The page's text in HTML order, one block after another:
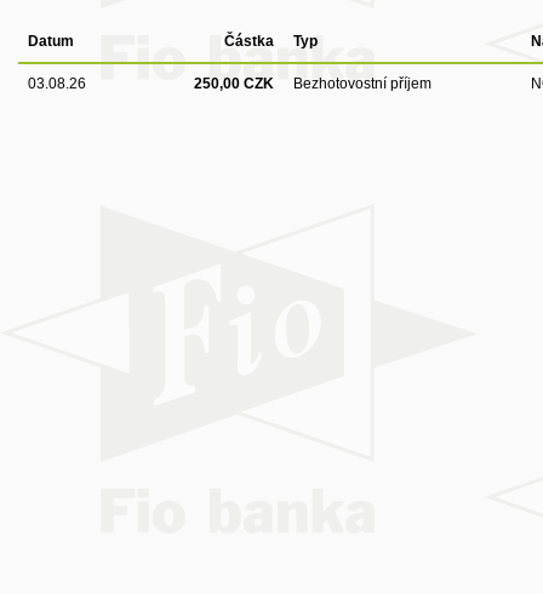
Datum Částka Typ
03.08.26 250,00 CZK Bezhotovostní příjem